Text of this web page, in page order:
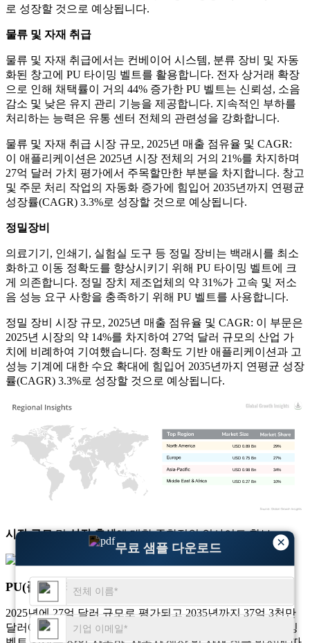
×
무료 샘플 다운로드
로 성장할 것으로 예상됩니다.
물류 및 자재 취급
물류 및 자재 취급에서는 컨베이어 시스템, 분류 장비 및 자동
화된 창고에 PU 타이밍 벨트를 활용합니다. 전자 상거래 확장
으로 인해 채택률이 거의 44% 증가한 PU 벨트는 신뢰성, 소음
감소 및 낮은 유지 관리 기능을 제공합니다. 지속적인 부하를
처리하는 능력은 유통 센터 전체의 관련성을 강화합니다.
물류 및 자재 취급 시장 규모, 2025년 매출 점유율 및 CAGR:
이 애플리케이션은 2025년 시장 전체의 거의 21%를 차지하며
27억 달러 가치 평가에서 주목할만한 부분을 차지합니다. 창고
및 주문 처리 작업의 자동화 증가에 힘입어 2035년까지 연평균
성장률(CAGR) 3.3%로 성장할 것으로 예상됩니다.
정밀장비
의료기기, 인쇄기, 실험실 도구 등 정밀 장비는 백래시를 최소
화하고 이동 정확도를 향상시키기 위해 PU 타이밍 벨트에 크
게 의존합니다. 정밀 장치 제조업체의 약 31%가 고속 및 저소
음 성능 요구 사항을 충족하기 위해 PU 벨트를 사용합니다.
정밀 장비 시장 규모, 2025년 매출 점유율 및 CAGR: 이 부문은
2025년 시장의 약 14%를 차지하여 27억 달러 규모의 산업 가
치에 비례하여 기여했습니다. 정확도 기반 애플리케이션과 고
성능 기계에 대한 수요 확대에 힘입어 2035년까지 연평균 성장
률(CAGR) 3.3%로 성장할 것으로 예상됩니다.
10%
USD 0.27 Bn
34%
USD 0.98 Bn
27%
USD 0.75 Bn
29%
USD 0.89 Bn
시장 규모및성장 추세에 대한 종합적인 인사이트 확보
PU(폴리우레탄) 타이밍 벨트 시장 지역 전망
2025년에 27억 달러 규모로 평가되고 2035년까지 37억 3천만
달러에 이를 것으로 예상되는 글로벌 PU(폴리우레탄) 타이밍